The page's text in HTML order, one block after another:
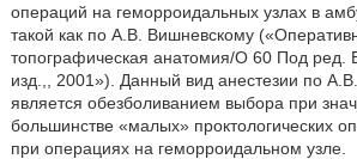
операций на геморроидальных узлах в
такой как по А.В. Вишневскому
топографическая анатомия/О 60 Под ред.
изд.,, 2001»). Данный вид анестезии по
является обезболиванием выбора при
большинстве «малых» проктологических
при операциях на геморроидальном узле.